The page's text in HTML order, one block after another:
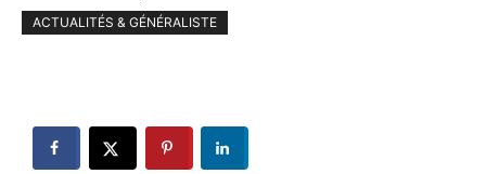
ACTUALITÉS & GÉNÉRALISTE